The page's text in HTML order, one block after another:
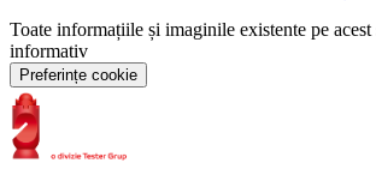
Toate informațiile și imaginile existente pe
informativ
Preferințe cookie